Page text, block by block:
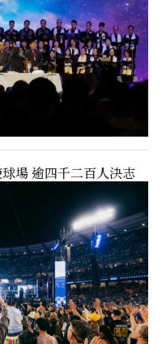
場 逾四千二百人決志